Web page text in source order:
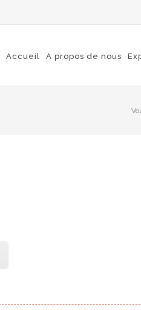
Accueil A propos de nous